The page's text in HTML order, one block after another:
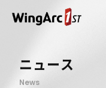
ニュース
News